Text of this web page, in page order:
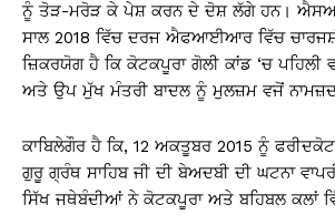
ਨੂੰ ਤੋੜ-ਮਰੋੜ ਕੇ ਪੇਸ਼ ਕਰਨ ਦੇ ਦੋਸ਼ ਲੱਗੇ ਹਨ।
ਸਾਲ 2018 ਵਿੱਚ ਦਰਜ ਐਫਆਈਆਰ ਵਿੱਚ
ਜ਼ਿਕਰਯੋਗ ਹੈ ਕਿ ਕੋਟਕਪੂਰਾ ਗੋਲੀ ਕਾਂਡ ‘ਚ ਪਹਿਲੀ
ਅਤੇ ਉਪ ਮੁੱਖ ਮੰਤਰੀ ਬਾਦਲ ਨੂੰ ਮੁਲਜ਼ਮ ਵਜੋਂ
ਕਾਬਿਲੇਗੌਰ ਹੈ ਕਿ, 12 ਅਕਤੂਬਰ 2015 ਨੂੰ
ਗੁਰੂ ਗ੍ਰੰਥ ਸਾਹਿਬ ਜੀ ਦੀ ਬੇਅਦਬੀ ਦੀ ਘਟਨਾ
ਸਿੱਖ ਜਥੇਬੰਦੀਆਂ ਨੇ ਕੋਟਕਪੂਰਾ ਅਤੇ ਬਹਿਬਲ ਕਲਾਂ